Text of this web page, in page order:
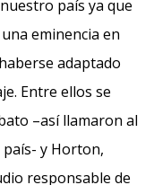
país ya que
eminencia en
adaptado
Entre ellos se
–así llamaron al
y Horton,
responsable de